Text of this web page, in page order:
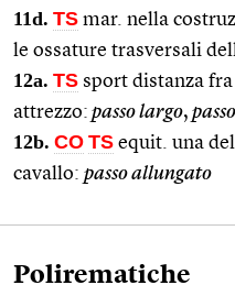
11d. TS mar. nella
le ossature trasversali
12a. TS sport distanza
attrezzo: passo largo,
12b. CO TS equit. una
cavallo: passo allungato
Polirematiche